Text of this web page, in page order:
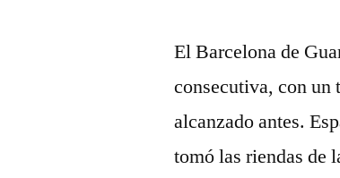
El Barcelona de
consecutiva, con un
alcanzado antes.
tomó las riendas de